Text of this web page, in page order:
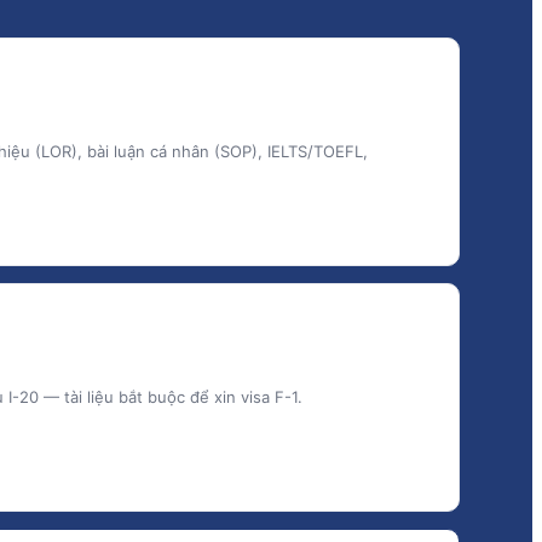
(LOR), bài luận cá nhân (SOP), IELTS/TOEFL,
I-20 — tài liệu bắt buộc để xin visa F-1.